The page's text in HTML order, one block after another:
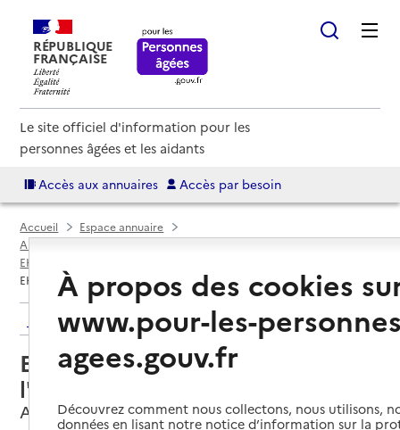
RÉPUBLIQUE
FRANÇAISE
Le site officiel d'information pour les
personnes âgées et les aidants
Accès aux annuaires Accès par besoin
Accueil
Espace annuaire
Annuaire EHPAD et maisons de retraite
EHPAD par département
EHPAD Korian Le Home de l'Oucherotte
Retour aux résultats de l'annuaire
EHPAD Korian Le Home de
l'Oucherotte
Aiserey, COTE-D'OR
À propos des cookies
www.pour-les-
agees.gouv.fr
Découvrez comment nous collectons, nous utilisons,
données en lisant notre notice d’information sur la